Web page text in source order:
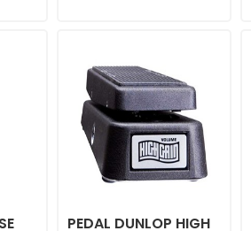
PEDAL DUNLOP HIGH